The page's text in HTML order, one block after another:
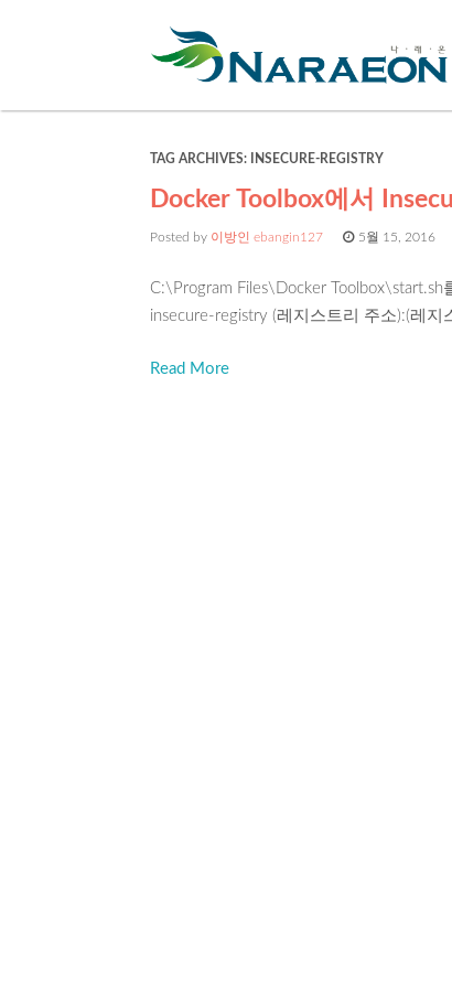
TAG ARCHIVES: INSECURE-REGISTRY
Docker Toolbox에서
Posted by 이방인 ebangin127 5월 15, 2016
C:\Program Files\Docker
insecure-registry (레지스트리 주소):(레
Read More